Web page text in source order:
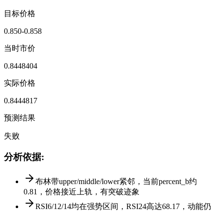
目标价格
0.850-0.858
当时市价
0.8448404
实际价格
0.8444817
预测结果
失败
分析依据:
布林带upper/middle/lower紧邻，当前percent_b约
0.81，价格接近上轨，有突破迹象
RSI6/12/14均在强势区间，RSI24高达68.17，动能仍